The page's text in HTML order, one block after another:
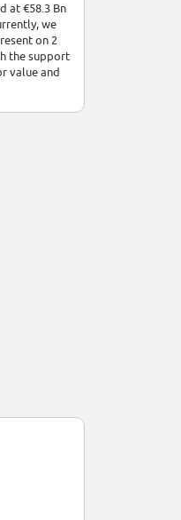
at €58.3 Bn
we
on 2
the support
value and